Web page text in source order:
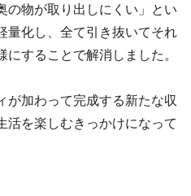
の物が取り出しにくい」とい
量化し、全て引き抜いてそれ
することで解消しました。
が加わって完成する新たな収
活を楽しむきっかけになって